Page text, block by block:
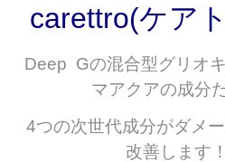
carettro(ケア
Deep Gの混合型グリオ
マアクアの成分
4つの次世代成分がダメ
改善します